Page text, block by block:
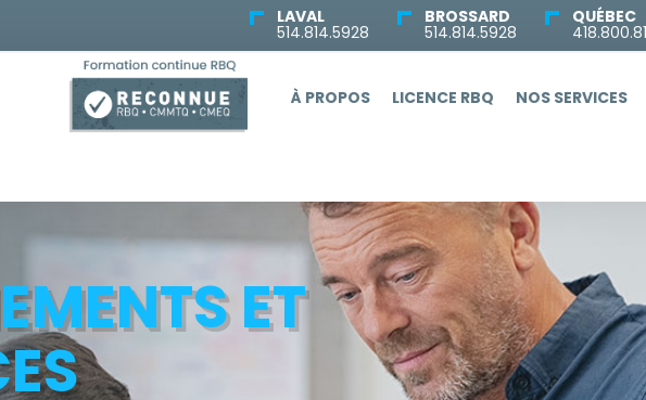
LAVAL
514.814.5928
BROSSARD
514.814.5928
QUÉBEC
À PROPOS LICENCE RBQ NOS SERVICES
ET